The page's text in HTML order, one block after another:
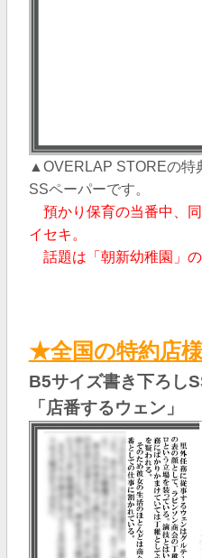
▲OVERLAP STOREの特
SSペーパーです。
預かり保育の当番中、
イセキ。
話題は「朝新幼稚園」
★全国の特約店様
B5サイズ書き下ろし
「店番するウェン 」